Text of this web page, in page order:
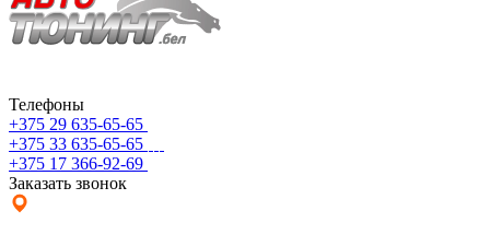
Телефоны
+375 29 635-65-65
+375 33 635-65-65
+375 17 366-92-69
Заказать звонок